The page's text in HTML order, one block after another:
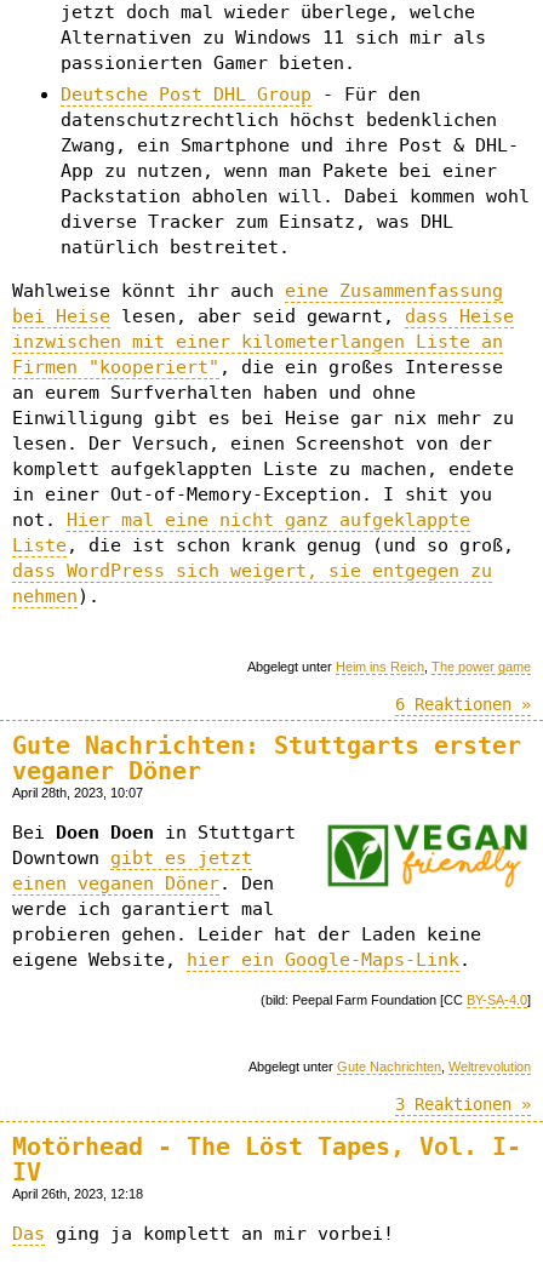
jetzt doch mal wieder überlege, welche
Alternativen zu Windows 11 sich mir als
passionierten Gamer bieten.
Deutsche Post DHL Group - Für den
datenschutzrechtlich höchst bedenklichen
Zwang, ein Smartphone und ihre Post & DHL-
App zu nutzen, wenn man Pakete bei einer
Packstation abholen will. Dabei kommen wohl
diverse Tracker zum Einsatz, was DHL
natürlich bestreitet.
Wahlweise könnt ihr auch eine Zusammenfassung
bei Heise lesen, aber seid gewarnt, dass Heise
inzwischen mit einer kilometerlangen Liste an
Firmen "kooperiert" , die ein großes Interesse
an eurem Surfverhalten haben und ohne
Einwilligung gibt es bei Heise gar nix mehr zu
lesen. Der Versuch, einen Screenshot von der
komplett aufgeklappten Liste zu machen, endete
in einer Out-of-Memory-Exception. I shit you
not. Hier mal eine nicht ganz aufgeklappte
Liste, die ist schon krank genug (und so groß,
dass WordPress sich weigert, sie entgegen zu
nehmen).
Abgelegt unter Heim ins Reich The power game
6 Reaktionen »
Gute Nachrichten: Stuttgarts erster
veganer Döner
April 28th, 2023, 10:07
Bei Doen Doen in Stuttgart
Downtown gibt es jetzt
einen veganen Döner. Den
werde ich garantiert mal
probieren gehen. Leider hat der Laden keine
eigene Website, hier ein Google-Maps-Link.
(bild: Peepal Farm Foundation [CC BY-SA-4.0]
Abgelegt unter Gute Nachrichten Weltrevolution
3 Reaktionen »
Motörhead - The Löst Tapes, Vol. I-
IV
April 26th, 2023, 12:18
Das ging ja komplett an mir vorbei!